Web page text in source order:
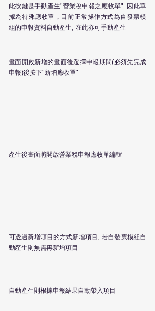
此按鍵是手動產生"營業稅申報之應收單", 因此單
據為特殊應收單，目前正常操作方式為自發票模
組的申報資料自動產生, 在此亦可手動產生
畫面開啟新增的畫面後選擇申報期間(必須先完成
申報)後按下"新增應收單"
產生後畫面將開啟營業稅申報應收單編輯
可透過新增項目的方式新增項目, 若自發票模組自
動產生則無需再新增項目
自動產生則根據申報結果自動帶入項目